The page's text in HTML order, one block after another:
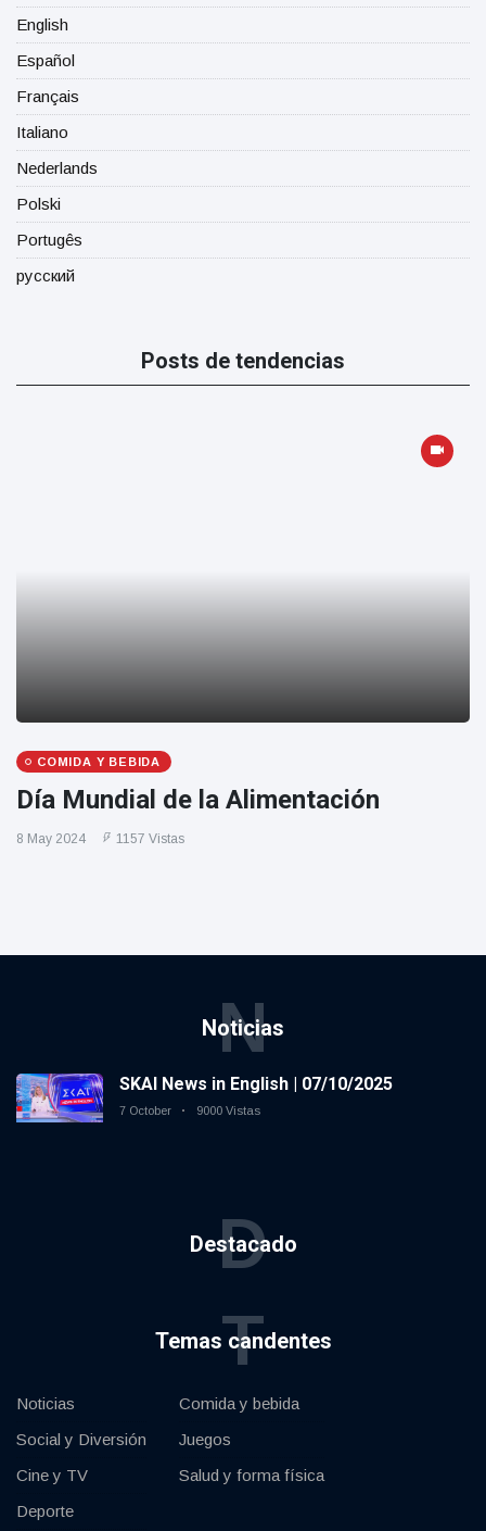
English
Español
Français
Italiano
Nederlands
Polski
Portugês
русский
Posts de tendencias
COMIDA Y BEBIDA
Día Mundial de la Alimentación
8 May 2024 1157 Vistas
Noticias
N
SKAI News in English | 07/10/2025
7 October 9000 Vistas
Destacado
D
Temas candentes
T
Noticias
Social y Diversión
Cine y TV
Deporte
Comida y bebida
Juegos
Salud y forma física